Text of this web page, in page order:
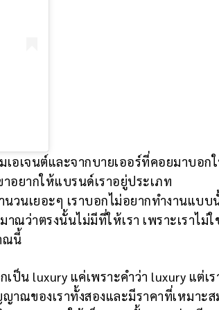
อเจนต์และจากบายเออร์ที่คอยมาบอกใ
อยากให้แบรนด์เราอยู่ประเภท
วนเยอะๆ เราบอกไม่อยากทำงานแบบ
าณว่าตรงนั้นไม่มีที่ให้เรา เพราะเราไม่ใ
ณนี้
เป็น luxury แค่เพราะคำว่า luxury แต่เร
ณของเราทั้งสองและมีราคาที่เหมาะส